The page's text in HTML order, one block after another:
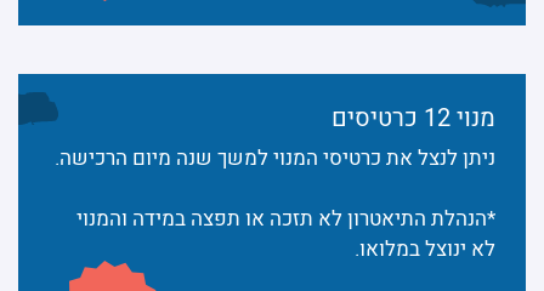
מנוי 12 כרטיסים
ניתן לנצל את כרטיסי המנוי למשך שנה מיום הרכישה.
*הנהלת התיאטרון לא תזכה או תפצה במידה והמנוי
לא ינוצל במלואו.